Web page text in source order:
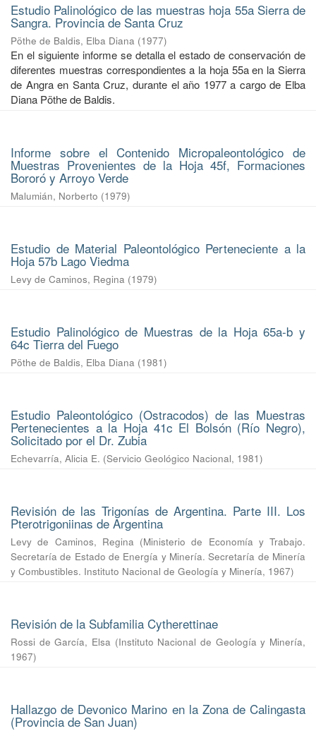
Estudio Palinológico de las muestras hoja 55a Sierra de
Sangra. Provincia de Santa Cruz
Pöthe de Baldis, Elba Diana (1977)
En el siguiente informe se detalla el estado de conservación de
diferentes muestras correspondientes a la hoja 55a en la Sierra
de Angra en Santa Cruz, durante el año 1977 a cargo de Elba
Diana Pöthe de Baldis.
Informe sobre el Contenido Micropaleontológico de
Muestras Provenientes de la Hoja 45f, Formaciones
Bororó y Arroyo Verde
Malumián, Norberto (1979)
Estudio de Material Paleontológico Perteneciente a la
Hoja 57b Lago Viedma
Levy de Caminos, Regina (1979)
Estudio Palinológico de Muestras de la Hoja 65a-b y
64c Tierra del Fuego
Pöthe de Baldis, Elba Diana (1981)
Estudio Paleontológico (Ostracodos) de las Muestras
Pertenecientes a la Hoja 41c El Bolsón (Río Negro),
Solicitado por el Dr. Zubia
Echevarría, Alicia E. (Servicio Geológico Nacional, 1981)
Revisión de las Trigonías de Argentina. Parte III. Los
Pterotrigoniinas de Argentina
Levy de Caminos, Regina (Ministerio de Economía y Trabajo.
Secretaría de Estado de Energía y Minería. Secretaría de Minería
y Combustibles. Instituto Nacional de Geología y Minería, 1967)
Revisión de la Subfamilia Cytherettinae
Rossi de García, Elsa (Instituto Nacional de Geología y Minería,
1967)
Hallazgo de Devonico Marino en la Zona de Calingasta
(Provincia de San Juan)